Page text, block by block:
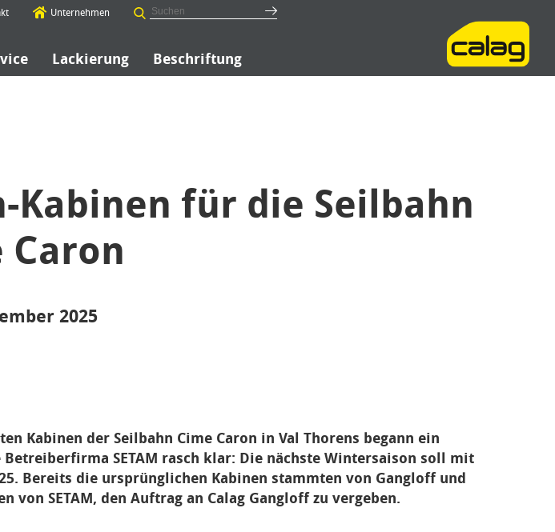
Unternehmen
Lackierung Beschriftung
Kabinen für die Seilbahn
Caron
2025
Kabinen der Seilbahn Cime Caron in Val Thorens begann ein
SETAM rasch klar: Die nächste Wintersaison soll mit
Bereits die ursprünglichen Kabinen stammten von Gangloff und
SETAM, den Auftrag an Calag Gangloff zu vergeben.